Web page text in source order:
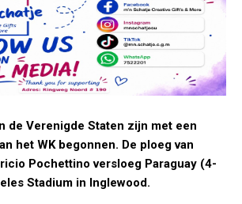
de Verenigde Staten zijn met een
het WK begonnen. De ploeg van
Pochettino versloeg Paraguay (4-
Stadium in Inglewood.